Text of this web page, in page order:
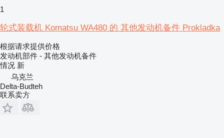
1
轮式装载机 Komatsu WA480 的 其他发动机备件 Prokladka
根据请求提供价格
发动机部件 - 其他发动机备件
情况 新
乌克兰
Delta-Budteh
联系卖方